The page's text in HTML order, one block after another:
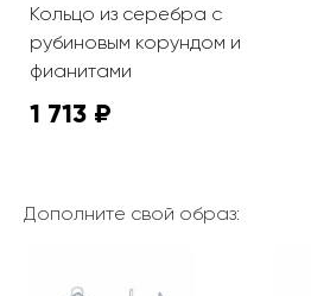
Кольцо из серебра с
рубиновым корундом и
фианитами
1 713 ₽
Дополните свой образ: